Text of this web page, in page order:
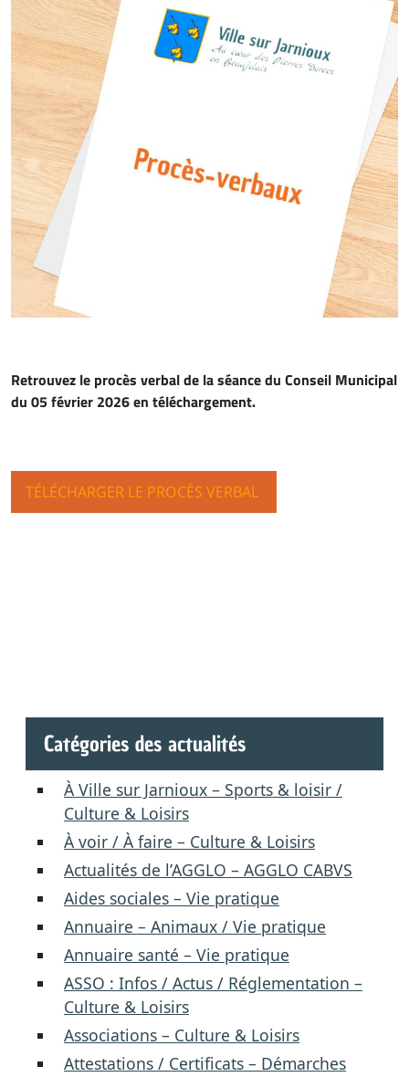
Retrouvez le procès verbal de la séance du Conseil Municipal
du 05 février 2026en téléchargement.
TÉLÉCHARGER LE PROCÈS VERBAL
Catégories des actualités
À Ville sur Jarnioux – Sports & loisir /
Culture & Loisirs
À voir / À faire – Culture & Loisirs
Actualités de l’AGGLO – AGGLO CABVS
Aides sociales – Vie pratique
Annuaire – Animaux / Vie pratique
Annuaire santé – Vie pratique
ASSO : Infos / Actus / Réglementation –
Culture & Loisirs
Associations – Culture & Loisirs
Attestations / Certificats – Démarches